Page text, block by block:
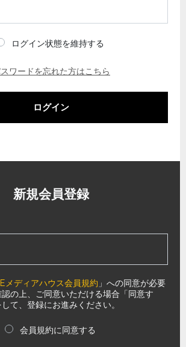
ログイン状態を維持する
ワードを忘れた方はこちら
ログイン
新規会員登録
メディアハウス会員規約 」への同意が必要
の上、ご同意いただける場合「同意す
て、登録にお進みください。
会員規約に同意する